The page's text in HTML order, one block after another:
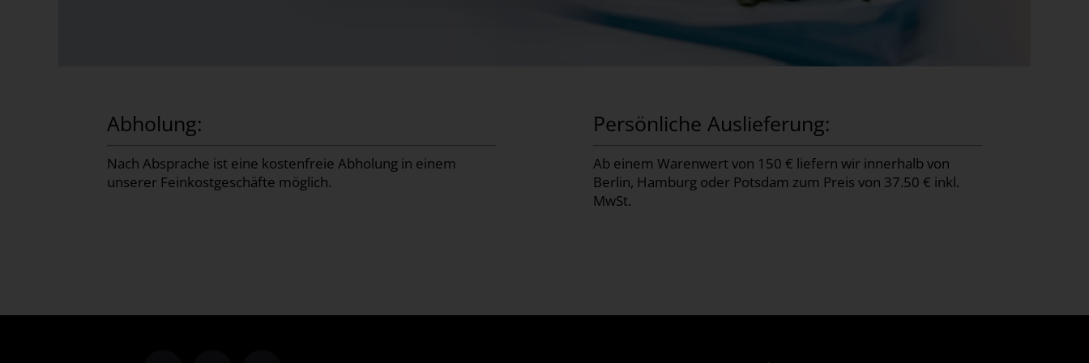
Abholung:
Nach Absprache ist eine kostenfreie Abholung in einem
unserer Feinkostgeschäfte möglich.
Persönliche Auslieferung:
Ab einem Warenwert von 150 € liefern wir innerhalb von
Berlin, Hamburg oder Potsdam zum Preis von 37.50 € inkl.
MwSt.